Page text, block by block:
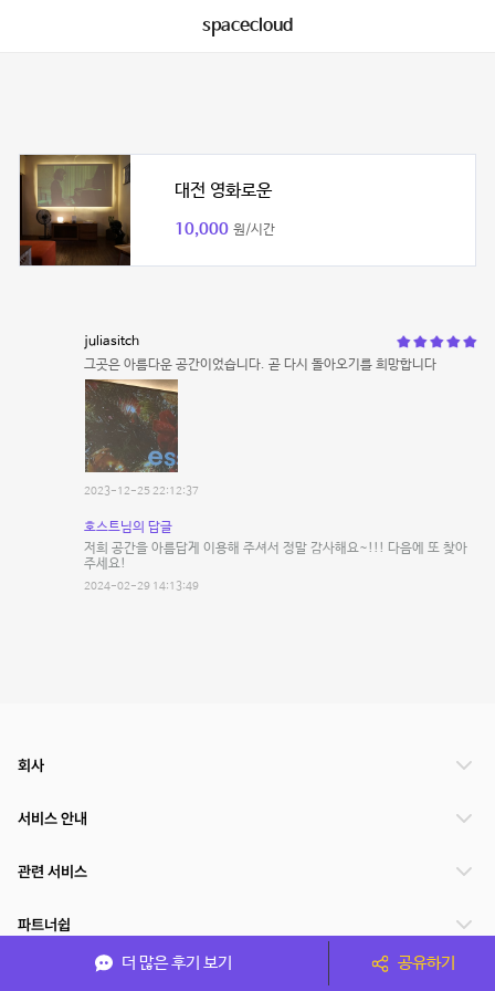
spacecloud
대전 영화로운
10,000 원/시간
juliasitch
그곳은 아름다운 공간이었습니다. 곧 다시 돌아오기를 희망합니다
2023-12-25 22:12:37
호스트님의 답글
저희 공간을 아름답게 이용해 주셔서 정말 감사해요~!!! 다음에 또 찾아
주세요!
2024-02-29 14:13:49
더 많은 후기 보기 공유하기
회사
서비스 안내
관련 서비스
파트너쉽
서비스 제공 국가